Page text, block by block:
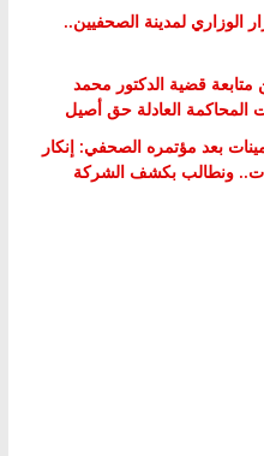
الوزاري لمدينة الصحفيين..
قضية الدكتور محمد
المحاكمة العادلة حق أصيل
بعد مؤتمره الصحفي: إنكار
ونطالب بكشف الشركة